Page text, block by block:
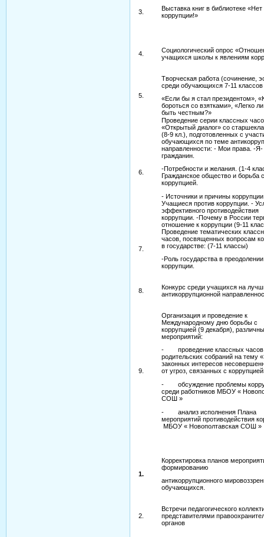
3.
Выставка книг в библиотеке «Нет
коррупции!»
4.
Социологический опрос
учащихся школы к явлениям
5.
Творческая работа (сочинение,
среди обучающихся 7-11
«Если бы я стал президентом»,
бороться со взятками», «Легко
быть честным?»
6.
Проведение серии классных
«Открытый диалог» со
(8-9 кл.), подготовленных с
обучающихся по теме
направленности: - Мои права. -Я-
гражданин.
-Потребности и желания. (1-4
Гражданское общество и борьба с
коррупцией.
- Источники и причины
Учащиеся против коррупции. -
эффективного противодействия
коррупции. -Почему в России
отношение к коррупции (9-11
7.
Проведение тематических
часов, посвященных вопросам
в государстве: (7-11 классы)
-Роль государства в преодолении
коррупции.
8.
Конкурс среди учащихся на
антикоррупционной
9.
Организация и проведение к
Международному дню борьбы с
коррупцией (9 декабря),
мероприятий:
- проведение классных часов
родительских собраний на тему
законных интересов
от угроз, связанных с
- обсуждение проблемы
среди работников МБОУ «
СОШ »
- анализ исполнения Плана
мероприятий противодействия
МБОУ « Новополтавская СОШ »
1.
Корректировка планов
формированию
антикоррупционного
обучающихся.
2.
Встречи педагогического
представителями
органов